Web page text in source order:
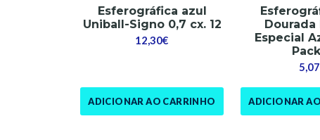
Esferográfica azul
Uniball-Signo 0,7 cx. 12
12,30€
ADICIONAR AO CARRINHO
Dourada
Especial
ADICIONAR